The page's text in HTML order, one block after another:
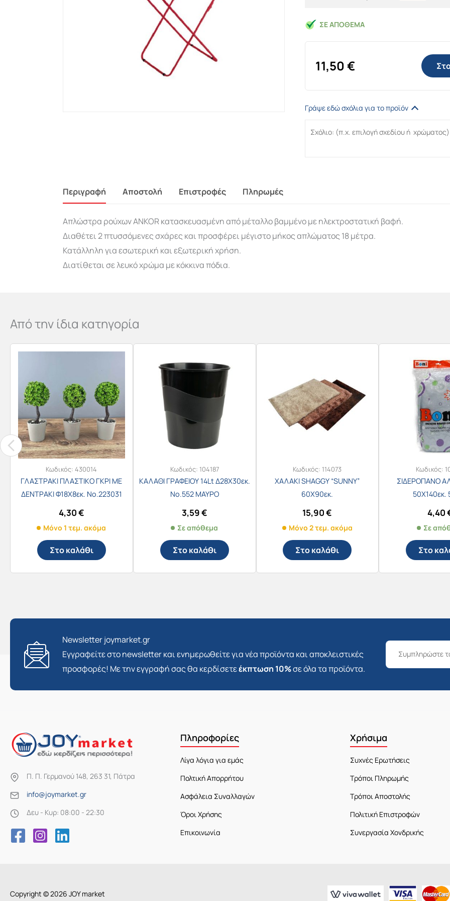
ΣΕ ΑΠΌΘΕΜΑ
11,50€
Γράψε εδώ σχόλια για το προϊόν
Περιγραφή Αποστολή Επιστροφές Πληρωμές
Απλώστρα ρούχων ANKOR κατασκευασμένη από μέταλλο βαμμένο με ηλεκτροστατική βαφή.
Διαθέτει 2 πτυσσόμενες σχάρες και προσφέρει μέγιστο μήκος απλώματος 18 μέτρα.
Κατάλληλη για εσωτερική και εξωτερική χρήση.
Διατίθεται σε λευκό χρώμα με κόκκινα πόδια.
Από την ίδια κατηγορία
Κωδικός:430014
ΓΛΑΣΤΡΑΚΙ ΠΛΑΣΤΙΚΟ ΓΚΡΙ ΜΕ
ΔΕΝΤΡΑΚΙ Φ18Χ8εκ. Νο.223031
4,30€
Μόνο 1 τεμ. ακόμα
Στο καλάθι
Κωδικός: 104187
ΚΑΛΑΘΙ ΓΡΑΦΕΙΟΥ 14Lt Δ28X30εκ.
Νο.552 ΜΑΥΡΟ
3,59€
Σε απόθεμα
Στο καλάθι
Κωδικός: 114073
ΧΑΛΑΚΙ SHAGGY “SUNNY”
60Χ90εκ.
15,90€
Μόνο 2 τεμ. ακόμα
Στο καλάθι
Κωδικός:
ΣΙΔΕΡΟΠΑΝΟ
50Χ140εκ.
4,40
Σε
Στο
Newsletter joymarket.gr
Εγγραφείτε στο newsletter και ενημερωθείτε για νέα προϊόντα και αποκλειστικές
προσφορές! Με την εγγραφή σας θα κερδίσετεέκπτωση 10%σε όλα τα προϊόντα.
Π. Π. Γερμανού 148, 263 31, Πάτρα
info@joymarket.gr
Δευ - Κυρ: 08:00 - 22:30
Πληροφορίες
Λίγα λόγια για εμάς
Πολτική Απορρήτου
Ασφάλεια Συναλλαγών
Όροι Χρήσης
Επικοινωνία
Χρήσιμα
Συχνές Ερωτήσεις
Τρόποι Πληρωμής
Τρόποι Αποστολής
Πολιτική Επιστροφών
Συνεργασία Χονδρικής
Copyright © 2026 JOY market